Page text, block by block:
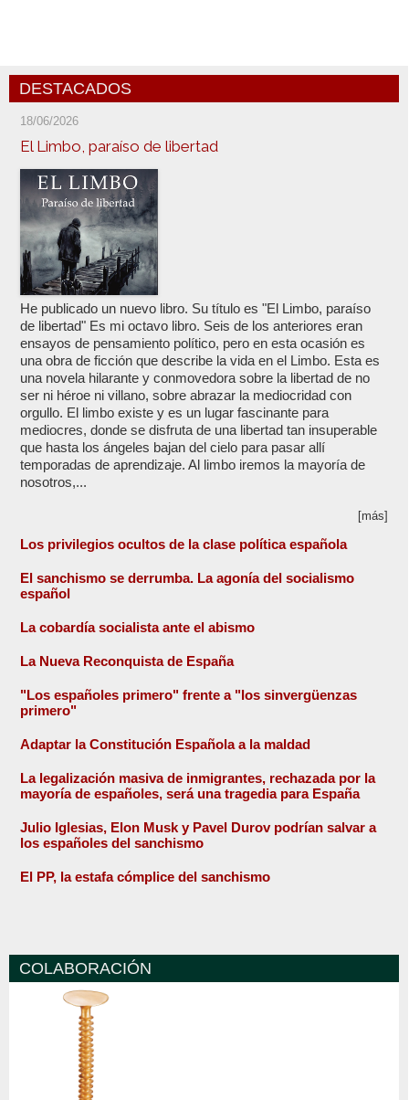
DESTACADOS
18/06/2026
El Limbo, paraíso de libertad
He publicado un nuevo libro. Su título es "El Limbo, paraíso
de libertad" Es mi octavo libro. Seis de los anteriores eran
ensayos de pensamiento político, pero en esta ocasión es
una obra de ficción que describe la vida en el Limbo. Esta es
una novela hilarante y conmovedora sobre la libertad de no
ser ni héroe ni villano, sobre abrazar la mediocridad con
orgullo. El limbo existe y es un lugar fascinante para
mediocres, donde se disfruta de una libertad tan insuperable
que hasta los ángeles bajan del cielo para pasar allí
temporadas de aprendizaje. Al limbo iremos la mayoría de
nosotros,...
[más]
Los privilegios ocultos de la clase política española
El sanchismo se derrumba. La agonía del socialismo
español
La cobardía socialista ante el abismo
La Nueva Reconquista de España
"Los españoles primero" frente a "los sinvergüenzas
primero"
Adaptar la Constitución Española a la maldad
La legalización masiva de inmigrantes, rechazada por la
mayoría de españoles, será una tragedia para España
Julio Iglesias, Elon Musk y Pavel Durov podrían salvar a
los españoles del sanchismo
El PP, la estafa cómplice del sanchismo
COLABORACIÓN